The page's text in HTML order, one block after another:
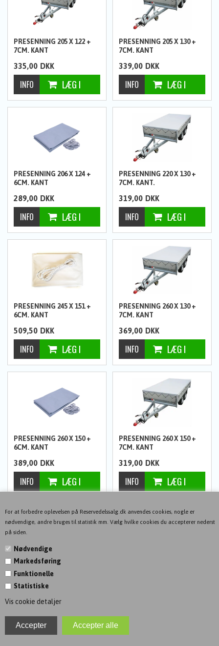
For at forbedre oplevelsen på Reservedelssalg.dk anvendes cookies, nogle er
nødvendige, andre bruges til statistik mm. Vælg hvilke cookies du accepterer nederst
på siden.
Nødvendige
Markedsføring
Funktionelle
Statistiske
Vis cookie detaljer
PRESENNING 205 X 122 +
7CM. KANT
335,00 DKK
PRESENNING 205 X 130 +
7CM. KANT
339,00 DKK
PRESENNING 206 X 124 +
6CM. KANT
289,00 DKK
PRESENNING 220 X 130 +
7CM. KANT.
319,00 DKK
PRESENNING 245 X 151 +
6CM. KANT
509,50 DKK
PRESENNING 260 X 130 +
7CM. KANT
369,00 DKK
PRESENNING 260 X 150 +
6CM. KANT
389,00 DKK
PRESENNING 260 X 150 +
7CM. KANT
319,00 DKK
1 2 NÆSTE-->
KONTAKT
INFORMATION
NYHEDSBREV